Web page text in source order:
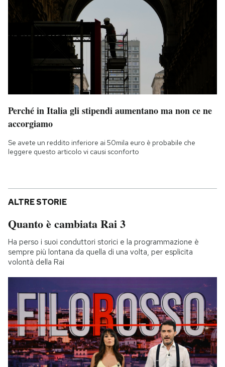
Perché in Italia gli stipendi aumentano ma non ce ne
accorgiamo
Se avete un reddito inferiore ai 50mila euro è probabile che
leggere questo articolo vi causi sconforto
ALTRE STORIE
Quanto è cambiata Rai 3
Ha perso i suoi conduttori storici e la programmazione è
sempre più lontana da quella di una volta, per esplicita
volontà della Rai